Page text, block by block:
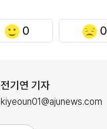
0 0
전기연 기자
kiyeoun01@ajunews.com